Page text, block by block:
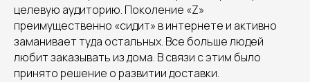
целевую аудиторию. Поколение «Z»
преимущественно «сидит» в интернете и активно
заманивает туда остальных. Все больше людей
любит заказывать из дома. В связи с этим было
принято решение о развитии доставки.